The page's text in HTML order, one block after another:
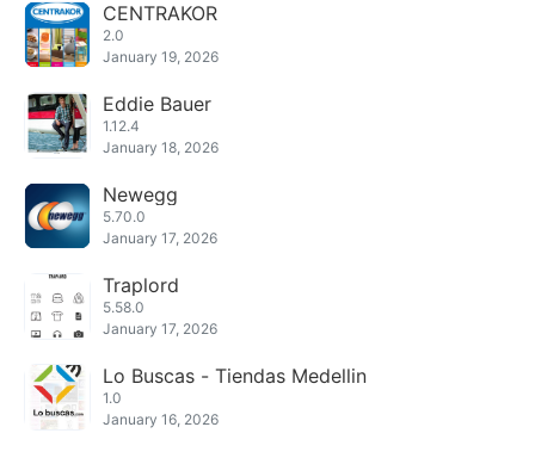
CENTRAKOR
2.0
January 19, 2026
Eddie Bauer
1.12.4
January 18, 2026
Newegg
5.70.0
January 17, 2026
Traplord
5.58.0
January 17, 2026
Lo Buscas - Tiendas Medellin
1.0
January 16, 2026